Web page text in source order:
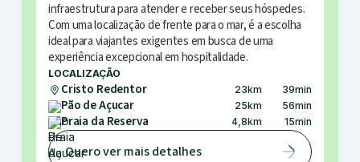
infraestrutura para atender e receber seus hóspedes.
Com uma localização de frente para o mar, é a escolha
ideal para viajantes exigentes em busca de uma
experiência excepcional em hospitalidade.
LOCALIZAÇÃO
Cristo Redentor 23km 39min
Pão de Açucar 25km 56min
Praia da Reserva 4,8km 15min
Quero ver mais detalhes